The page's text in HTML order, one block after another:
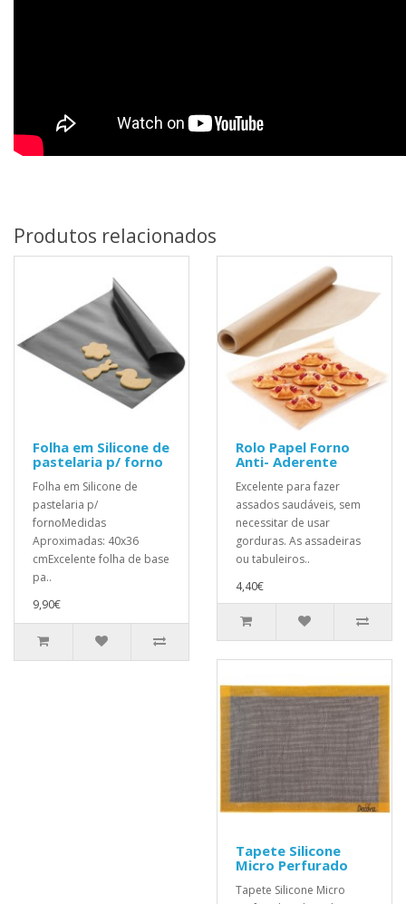
Produtos relacionados
Folha em Silicone de
pastelaria p/ forno
Folha em Silicone de
pastelaria p/
fornoMedidas
Aproximadas: 40x36
cmExcelente folha de base
pa..
9,90€
Rolo Papel Forno
Anti- Aderente
Excelente para fazer
assados saudáveis, sem
necessitar de usar
gorduras. As assadeiras
ou tabuleiros..
4,40€
Tapete Silicone
Micro Perfurado
Tapete Silicone Micro